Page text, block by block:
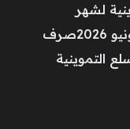
لشهر
يونيوأسعار السلع التموينية لشهر يونيو 2026صرف
لشهر يونيو 2026السلع التموينية